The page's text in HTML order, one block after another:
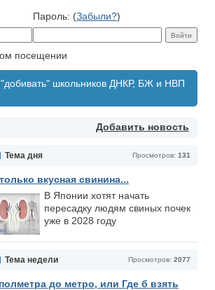
Пароль: (Забыли?)
посещении
школьников ДНКР, БЖ и НВП
Добавить новость
Просмотров: 131
Тема дня
вкусная свинина...
В Японии хотят начать
пересадку людям свиных почек
уже в 2028 году
Просмотров: 2077
Тема недели
до метро, или Где б взять